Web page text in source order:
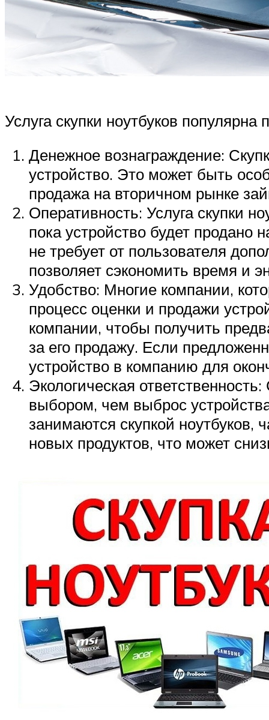
Услуга скупки ноутбуков
Денежное вознаграждение:
устройство. Это может быть
продажа на вторичном рынке
Оперативность: Услуга скупки
пока устройство будет продано
не требует от пользователя
позволяет сэкономить время и
Удобство: Многие компании,
процесс оценки и продажи
компании, чтобы получить
за его продажу. Если
устройство в компанию для
Экологическая
выбором, чем выброс
занимаются скупкой ноутбуков,
новых продуктов, что может